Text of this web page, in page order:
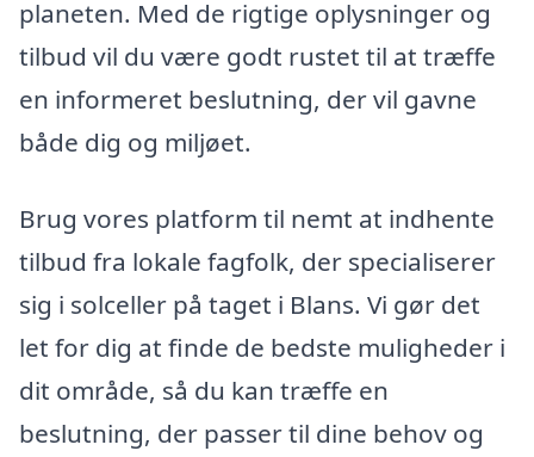
planeten. Med de rigtige oplysninger og
tilbud vil du være godt rustet til at træffe
en informeret beslutning, der vil gavne
både dig og miljøet.
Brug vores platform til nemt at indhente
tilbud fra lokale fagfolk, der specialiserer
sig i solceller på taget i Blans. Vi gør det
let for dig at finde de bedste muligheder i
dit område, så du kan træffe en
beslutning, der passer til dine behov og